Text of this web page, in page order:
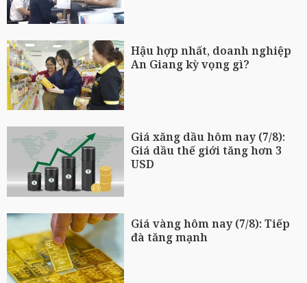
Hậu hợp nhất, doanh nghiệp
An Giang kỳ vọng gì?
Giá xăng dầu hôm nay (7/8):
Giá dầu thế giới tăng hơn 3
USD
Giá vàng hôm nay (7/8): Tiếp
đà tăng mạnh